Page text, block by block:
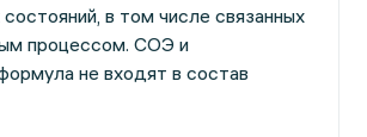
в том числе связанных
процессом. СОЭ и
не входят в состав